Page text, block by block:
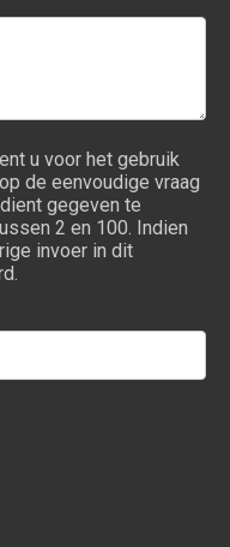
u voor het gebruik
de eenvoudige vraag
gegeven te
2 en 100. Indien
invoer in dit